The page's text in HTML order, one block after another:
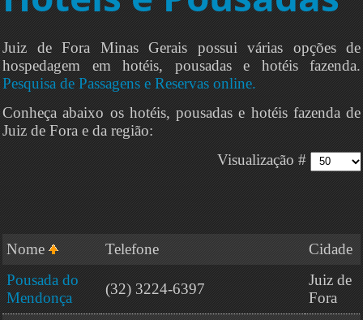
Juiz de Fora Minas Gerais possui várias opções de
hospedagem em hotéis, pousadas e hotéis fazenda.
Pesquisa de Passagens e Reservas online.
Conheça abaixo os hotéis, pousadas e hotéis fazenda de
Juiz de Fora e da região:
Visualização #
Nome Telefone
Cidade
Pousada do
Mendonça
(32) 3224-6397
Juiz de
Fora